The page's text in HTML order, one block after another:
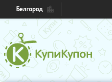
Белгород